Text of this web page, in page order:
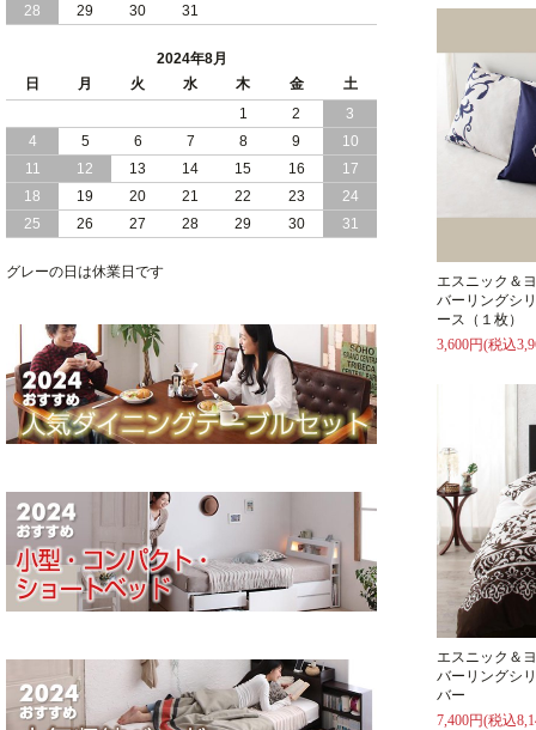
エスニック＆
バーリングシ
ース（１枚）
3,600円(税込
エスニック＆
バーリングシ
バー
7,400円(税込
2024/05/21
日本製 大容量 収納 跳ね上げ式 リフト
組立設置付
日本製 大容量 収納 跳ね上げ式 （ リフ
トアップ ） ベッド 横開き ヘッドボー
ド 組立設置 付き
2024/04/25
日本製 収納 跳ね上げ式 リフトアップ
ベッド 縦開き ヘッドボード 組立設置サ
28
29 30 31
2024年8月
日
月 火 水 木 金
土
1
2
3
4
5 6 7 8 9
10
11
12 13 14 15 16
17
18
19 20 21 22 23
24
25
26 27 28 29 30 31
グレーの日は休業日です